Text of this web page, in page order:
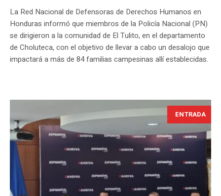
La Red Nacional de Defensoras de Derechos Humanos en
Honduras informó que miembros de la Policía Nacional (PN)
se dirigieron a la comunidad de El Tulito, en el departamento
de Choluteca, con el objetivo de llevar a cabo un desalojo que
impactará a más de 84 familias campesinas allí establecidas.
ENTRADA